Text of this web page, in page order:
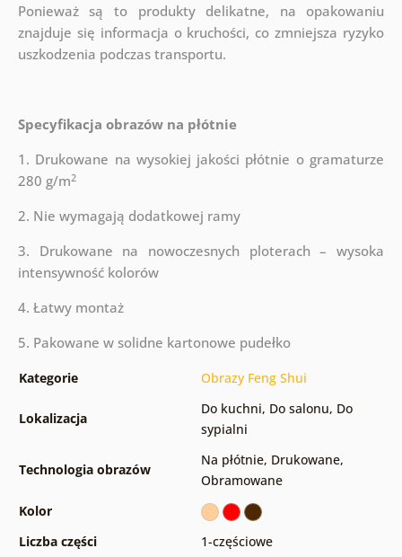
Ponieważ są to produkty delikatne, na opakowaniu
znajduje się informacja o kruchości, co zmniejsza ryzyko
uszkodzenia podczas transportu.
Specyfikacja obrazów na płótnie
1. Drukowane na wysokiej jakości płótnie o gramaturze
280 g/m2
2. Nie wymagają dodatkowej ramy
3. Drukowane na nowoczesnych ploterach – wysoka
intensywność kolorów
4. Łatwy montaż
5. Pakowane w solidne kartonowe pudełko
Kategorie Obrazy Feng Shui
Lokalizacja
Do kuchni, Do salonu, Do
sypialni
Technologia obrazów
Na płótnie, Drukowane,
Obramowane
Kolor
Liczba części
1-częściowe